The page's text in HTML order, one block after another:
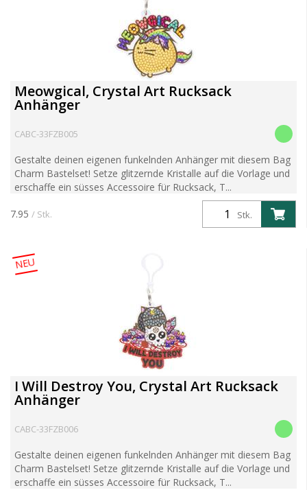
Meowgical, Crystal Art Rucksack
Anhänger
CABC-33FZB005
Gestalte deinen eigenen funkelnden Anhänger mit diesem Bag
Charm Bastelset! Setze glitzernde Kristalle auf die Vorlage und
erschaffe ein süsses Accessoire für Rucksack, T...
Stk.
7.95 / Stk.
NEU
I Will Destroy You, Crystal Art Rucksack
Anhänger
CABC-33FZB006
Gestalte deinen eigenen funkelnden Anhänger mit diesem Bag
Charm Bastelset! Setze glitzernde Kristalle auf die Vorlage und
erschaffe ein süsses Accessoire für Rucksack, T...